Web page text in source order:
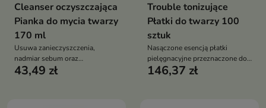
Cleanser oczyszczająca
Pianka do mycia twarzy
170 ml
Usuwa zanieczyszczenia,
nadmiar sebum oraz
pozostałości makijażu,
43,49 zł
Trouble tonizujące
Płatki do twarzy 100
sztuk
Nasączone esencją płatki
pielęgnacyjne przeznaczone do
codziennej pielęgnacji skóry
146,37 zł